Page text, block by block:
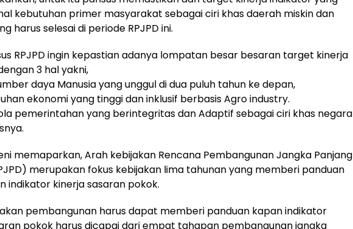
kebutuhan primer masyarakat sebagai ciri khas daerah miskin dan
harus selesai di periode RPJPD ini.
RPJPD ingin kepastian adanya lompatan besar besaran target kinerja
3 hal yakni,
daya Manusia yang unggul di dua puluh tahun ke depan,
ekonomi yang tinggi dan inklusif berbasis Agro industry.
pemerintahan yang berintegritas dan Adaptif sebagai ciri khas negara
memaparkan, Arah kebijakan Rencana Pembangunan Jangka Panjang
merupakan fokus kebijakan lima tahunan yang memberi panduan
indikator kinerja sasaran pokok.
pembangunan harus dapat memberi panduan kapan indikator
pokok harus dicapai dari empat tahapan pembangunan jangka